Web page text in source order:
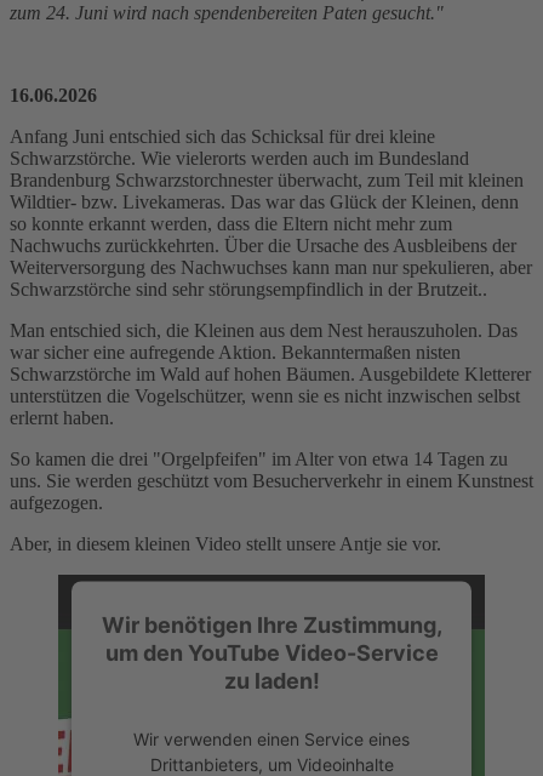
zum 24. Juni wird nach spendenbereiten Paten gesucht."
16.06.2026
Anfang Juni entschied sich das Schicksal für drei kleine
Schwarzstörche. Wie vielerorts werden auch im Bundesland
Brandenburg Schwarzstorchnester überwacht, zum Teil mit kleinen
Wildtier- bzw. Livekameras. Das war das Glück der Kleinen, denn
so konnte erkannt werden, dass die Eltern nicht mehr zum
Nachwuchs zurückkehrten. Über die Ursache des Ausbleibens der
Weiterversorgung des Nachwuchses kann man nur spekulieren, aber
Schwarzstörche sind sehr störungsempfindlich in der Brutzeit..
Man entschied sich, die Kleinen aus dem Nest herauszuholen. Das
war sicher eine aufregende Aktion. Bekanntermaßen nisten
Schwarzstörche im Wald auf hohen Bäumen. Ausgebildete Kletterer
unterstützen die Vogelschützer, wenn sie es nicht inzwischen selbst
erlernt haben.
So kamen die drei "Orgelpfeifen" im Alter von etwa 14 Tagen zu
uns. Sie werden geschützt vom Besucherverkehr in einem Kunstnest
aufgezogen.
Aber, in diesem kleinen Video stellt unsere Antje sie vor.
Wir benötigen Ihre Zustimmung,
um den YouTube Video-Service
zu laden!
Wir verwenden einen Service eines
Drittanbieters, um Videoinhalte